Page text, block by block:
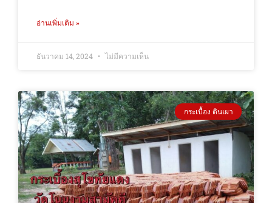
อ่านเพิ่มเติม »
ธันวาคม 14, 2024 ไม่มีความเห็น
กระเบื้อง ดินเผา